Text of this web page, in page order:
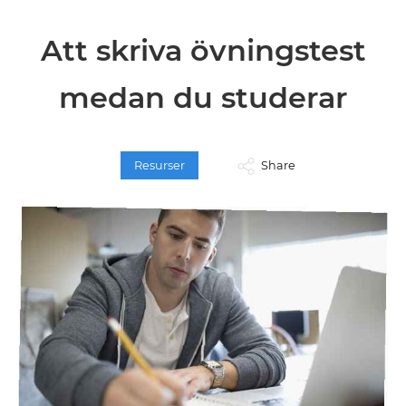
Att skriva övningstest
medan du studerar
Resurser Share